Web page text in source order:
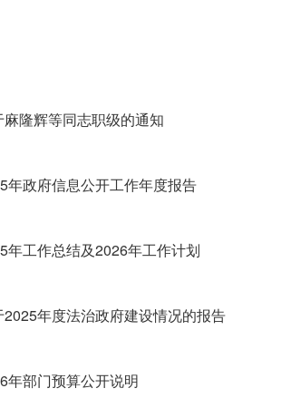
隆辉等同志职级的通知
年政府信息公开工作年度报告
年工作总结及2026年工作计划
年度法治政府建设情况的报告
年部门预算公开说明